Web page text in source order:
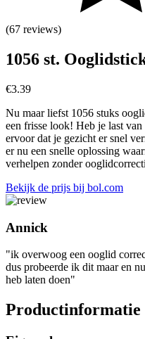
(67 reviews)
1056 st.
€3.39
Nu maar liefst 1056 stuks
een frisse look! Heb je last
ervoor dat je gezicht er snel
er nu een snelle oplossing
verhelpen zonder
Bekijk de prijs bij bol.com
Annick
"ik overwoog een ooglid
dus probeerde ik dit maar en
heb laten doen"
Productinformatie